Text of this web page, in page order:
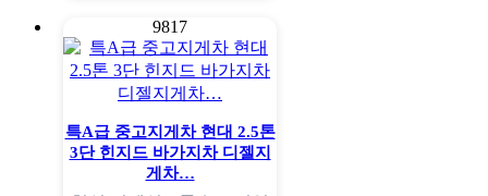
9817
특A급 중고지게차 현대 2.5톤
3단 힌지드 바가지차 디젤지
게차…